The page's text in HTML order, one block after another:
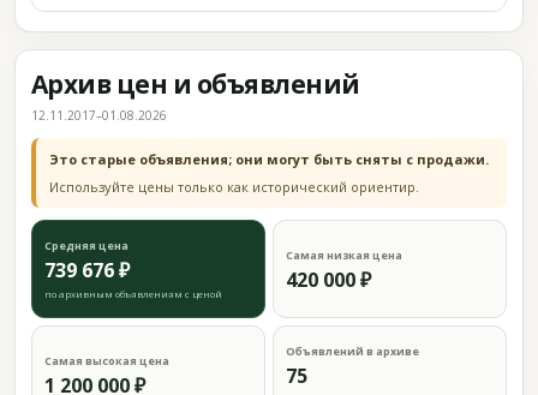
Архив цен и объявлений
12.11.2017–01.08.2026
Это старые объявления; они могут быть сняты с продажи.
Используйте цены только как исторический ориентир.
Средняя цена
739 676 ₽
по архивным объявлениям с ценой
Самая низкая цена
420 000 ₽
Самая высокая цена
1 200 000 ₽
Объявлений в архиве
75